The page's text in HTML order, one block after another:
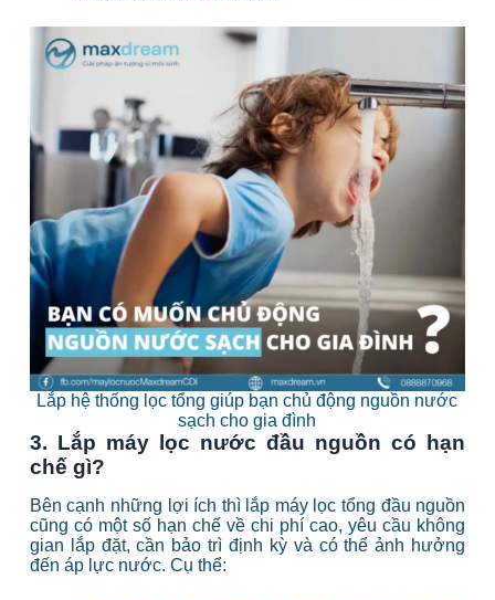
Lắp hệ thống lọc tổng giúp bạn chủ động nguồn nước
sạch cho gia đình
3. Lắp máy lọc nước đầu nguồn có hạn
chế gì?
Bên cạnh những lợi ích thì lắp máy lọc tổng đầu nguồn
cũng có một số hạn chế về chi phí cao, yêu cầu không
gian lắp đặt, cần bảo trì định kỳ và có thể ảnh hưởng
đến áp lực nước. Cụ thể: